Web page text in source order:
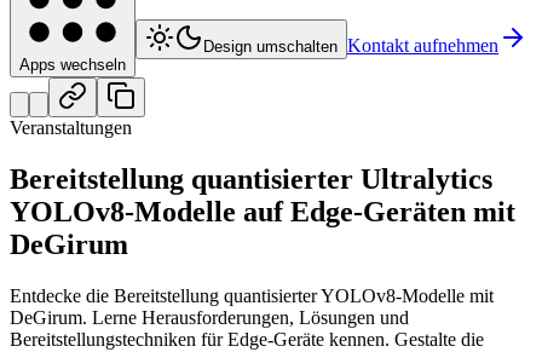
Apps wechseln
Design umschalten Kontakt aufnehmen
Veranstaltungen
Bereitstellung quantisierter Ultralytics
YOLOv8-Modelle auf Edge-Geräten mit
DeGirum
Entdecke die Bereitstellung quantisierter YOLOv8-Modelle mit
DeGirum. Lerne Herausforderungen, Lösungen und
Bereitstellungstechniken für Edge-Geräte kennen. Gestalte die